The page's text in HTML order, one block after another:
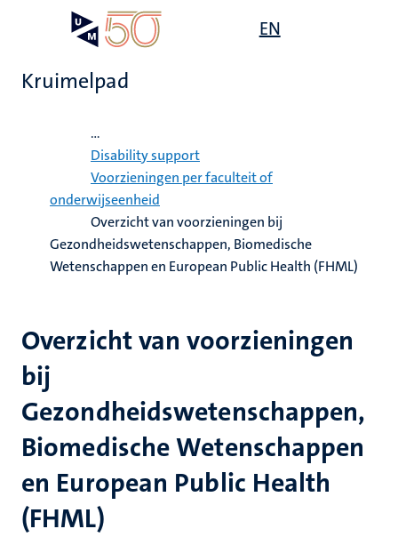
EN
Kruimelpad
...
Disability support
Voorzieningen per faculteit of
onderwijseenheid
Overzicht van voorzieningen bij
Gezondheidswetenschappen, Biomedische
Wetenschappen en European Public Health (FHML)
Overzicht van voorzieningen
bij
Gezondheidswetenschappen,
Biomedische Wetenschappen
en European Public Health
(FHML)